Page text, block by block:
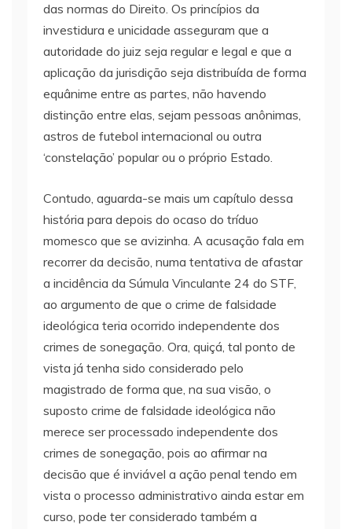
das normas do Direito. Os princípios da
investidura e unicidade asseguram que a
autoridade do juiz seja regular e legal e que a
aplicação da jurisdição seja distribuída de forma
equânime entre as partes, não havendo
distinção entre elas, sejam pessoas anônimas,
astros de futebol internacional ou outra
‘constelação’ popular ou o próprio Estado.
Contudo, aguarda-se mais um capítulo dessa
história para depois do ocaso do tríduo
momesco que se avizinha. A acusação fala em
recorrer da decisão, numa tentativa de afastar
a incidência da Súmula Vinculante 24 do STF,
ao argumento de que o crime de falsidade
ideológica teria ocorrido independente dos
crimes de sonegação. Ora, quiçá, tal ponto de
vista já tenha sido considerado pelo
magistrado de forma que, na sua visão, o
suposto crime de falsidade ideológica não
merece ser processado independente dos
crimes de sonegação, pois ao afirmar na
decisão que é inviável a ação penal tendo em
vista o processo administrativo ainda estar em
curso, pode ter considerado também a